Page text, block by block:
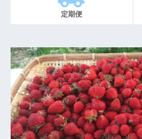
定期便